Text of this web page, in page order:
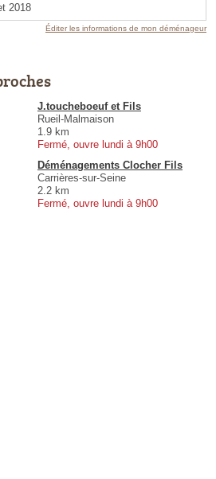
2018
Éditer les informations de mon déménageur
J.toucheboeuf et Fils
Rueil-Malmaison
1.9 km
Fermé, ouvre lundi à 9h00
Déménagements Clocher Fils
Carrières-sur-Seine
2.2 km
Fermé, ouvre lundi à 9h00